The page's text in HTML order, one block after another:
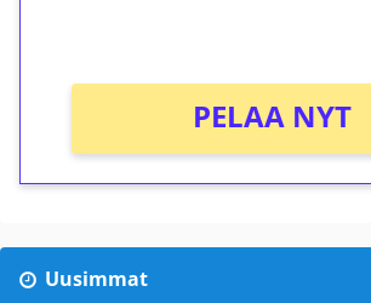
PELAA NYT
Uusimmat